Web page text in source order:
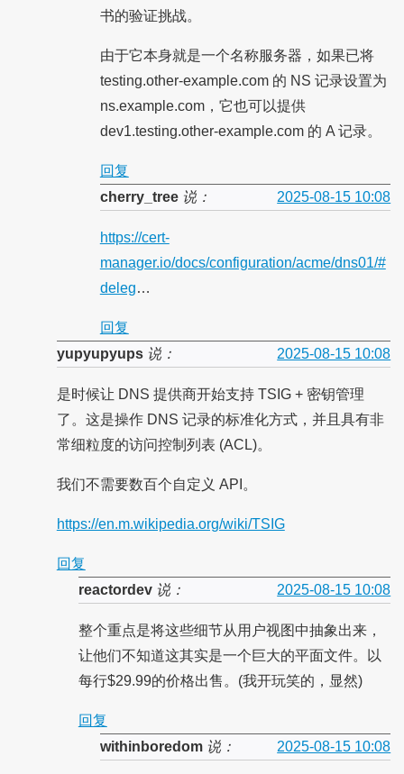
书的验证挑战。
由于它本身就是一个名称服务器，如果已将
testing.other-example.com 的 NS 记录设置为
ns.example.com，它也可以提供
dev1.testing.other-example.com 的 A 记录。
回复
cherry_tree说： 2025-08-15 10:08
https://cert-
manager.io/docs/configuration/acme/dns01/#
deleg…
回复
yupyupyups说： 2025-08-15 10:08
是时候让 DNS 提供商开始支持 TSIG + 密钥管理
了。这是操作 DNS 记录的标准化方式，并且具有非
常细粒度的访问控制列表 (ACL)。
我们不需要数百个自定义 API。
https://en.m.wikipedia.org/wiki/TSIG
回复
reactordev说： 2025-08-15 10:08
整个重点是将这些细节从用户视图中抽象出来，
让他们不知道这其实是一个巨大的平面文件。以
每行$29.99的价格出售。(我开玩笑的，显然)
回复
withinboredom说： 2025-08-15 10:08